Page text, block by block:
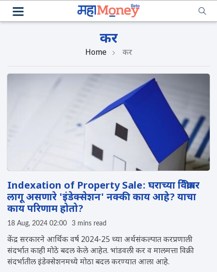
कर
Home कर
Indexation of Property Sale: घराच्या विक्रीवर
लागू असणारे 'इंडेक्सेशन' नक्की काय आहे? याचा
काय परिणाम होतो?
18 Aug, 2024 02:00 3 mins read
केंद्र सरकारने आर्थिक वर्ष 2024-25 च्या अर्थसंकल्पात करप्रणाली
संदर्भात काही मोठे बदल केले आहेत. भांडवली कर व मालमत्ता विक्री
संदर्भातील इंडेक्सेशनमध्ये मोठा बदल करण्यात आला आहे.